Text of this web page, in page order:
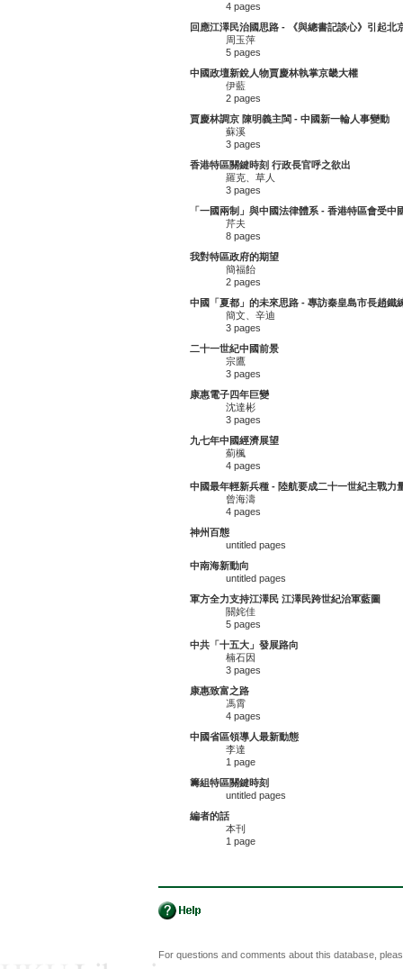
4 pages
回應江澤民治國思路 - 《與總書記談心》引起北
周玉萍
5 pages
中國政壇新銳人物賈慶林執掌京畿大權
伊藍
2 pages
賈慶林調京 陳明義主閩 - 中國新一輪人事變動
蘇溪
3 pages
香港特區關鍵時刻 行政長官呼之欲出
羅克、草人
3 pages
「一國兩制」與中國法律體系 - 香港特區會受中
芹夫
8 pages
我對特區政府的期望
簡福飴
2 pages
中國「夏都」的未來思路 - 專訪秦皇島市長趙鐵
簡文、辛迪
3 pages
二十一世紀中國前景
宗鷹
3 pages
康惠電子四年巨變
沈達彬
3 pages
九七年中國經濟展望
薊楓
4 pages
中國最年輕新兵種 - 陸航要成二十一世紀主戰力
曾海濤
4 pages
神州百態
untitled pages
中南海新動向
untitled pages
軍方全力支持江澤民 江澤民跨世紀治軍藍圖
關姹佳
5 pages
中共「十五大」發展路向
楠石因
3 pages
康惠致富之路
馮霄
4 pages
中國省區領導人最新動態
李達
1 page
籌組特區關鍵時刻
untitled pages
編者的話
本刊
1 page
For questions and comments about this database,